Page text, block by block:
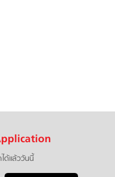
ด้แล้ววันนี้